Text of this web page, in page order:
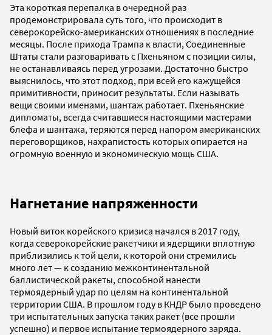
Эта короткая перепалка в очередной раз
продемонстрировала суть того, что происходит в
северокорейско-американских отношениях в последние
месяцы. После прихода Трампа к власти, Соединенные
Штаты стали разговаривать с Пхеньяном с позиции силы,
не останавливаясь перед угрозами. Достаточно быстро
выяснилось, что этот подход, при всей его кажущейся
примитивности, приносит результаты. Если называть
вещи своими именами, шантаж работает. Пхеньянские
дипломаты, всегда считавшиеся настоящими мастерами
блефа и шантажа, теряются перед напором американских
переговорщиков, нахрапистость которых опирается на
огромную военную и экономическую мощь США.
Нагнетание напряженности
Новый виток корейского кризиса начался в 2017 году,
когда северокорейские ракетчики и ядерщики вплотную
приблизились к той цели, к которой они стремились
много лет — к созданию межконтинентальной
баллистической ракеты, способной нанести
термоядерный удар по целям на континентальной
территории США. В прошлом году в КНДР было проведено
три испытательных запуска таких ракет (все прошли
успешно) и первое испытание термоядерного заряда.